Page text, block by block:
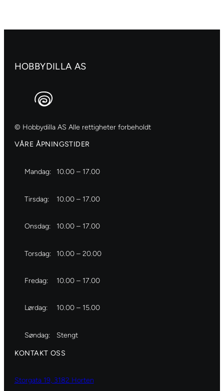
Home-
HOBBYDILLA AS
© Hobbydilla AS Alle rettigheter forbeholdt
VÅRE ÅPNINGSTIDER
Mandag: 10.00 – 17.00
Tirsdag: 10.00 – 17.00
Onsdag: 10.00 – 17.00
Torsdag: 10.00 – 20.00
Fredag: 10.00 – 17.00
Lørdag: 10.00 – 15.00
Søndag: Stengt
KONTAKT OSS
Storgata 19, 3182 Horten